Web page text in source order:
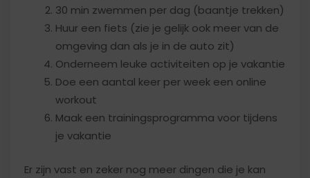
30 min zwemmen per dag (baantje trekken)
Huur een fiets (zie je gelijk ook meer van de
omgeving dan als je in de auto zit)
Onderneem leuke activiteiten op je vakantie
Doe een aantal keer per week een online
workout
Maak een trainingsprogramma voor tijdens
je vakantie
Er zijn vast en zeker nog meer dingen die je kan